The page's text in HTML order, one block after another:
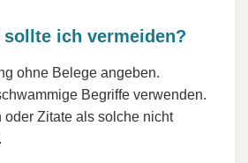
sollte ich vermeiden?
ohne Belege angeben.
Begriffe verwenden.
oder Zitate als solche nicht